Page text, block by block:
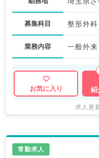
募集科目 整形外科
業務内容 一般外来
お気に入り
紹
求人更
常勤求人